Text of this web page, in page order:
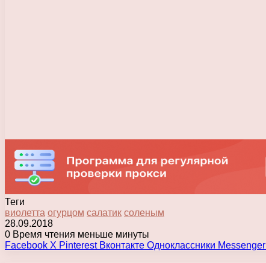
Теги
виолетта огурцом салатик соленым
28.09.2018
0 Время чтения меньше минуты
Facebook X Pinterest Вконтакте Одноклассники Messenger